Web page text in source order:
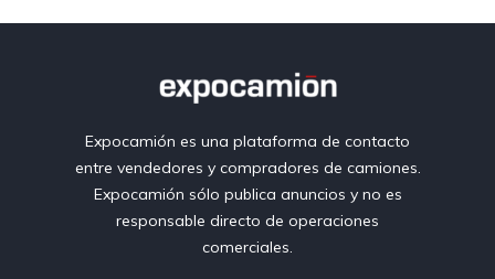
Expocamión es una plataforma de contacto
entre vendedores y compradores de camiones.
Expocamión sólo publica anuncios y no es
responsable directo de operaciones
comerciales.